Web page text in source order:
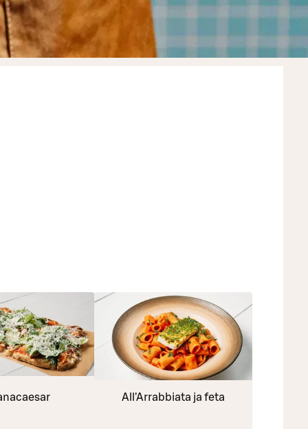
All'Arrabbiata ja feta